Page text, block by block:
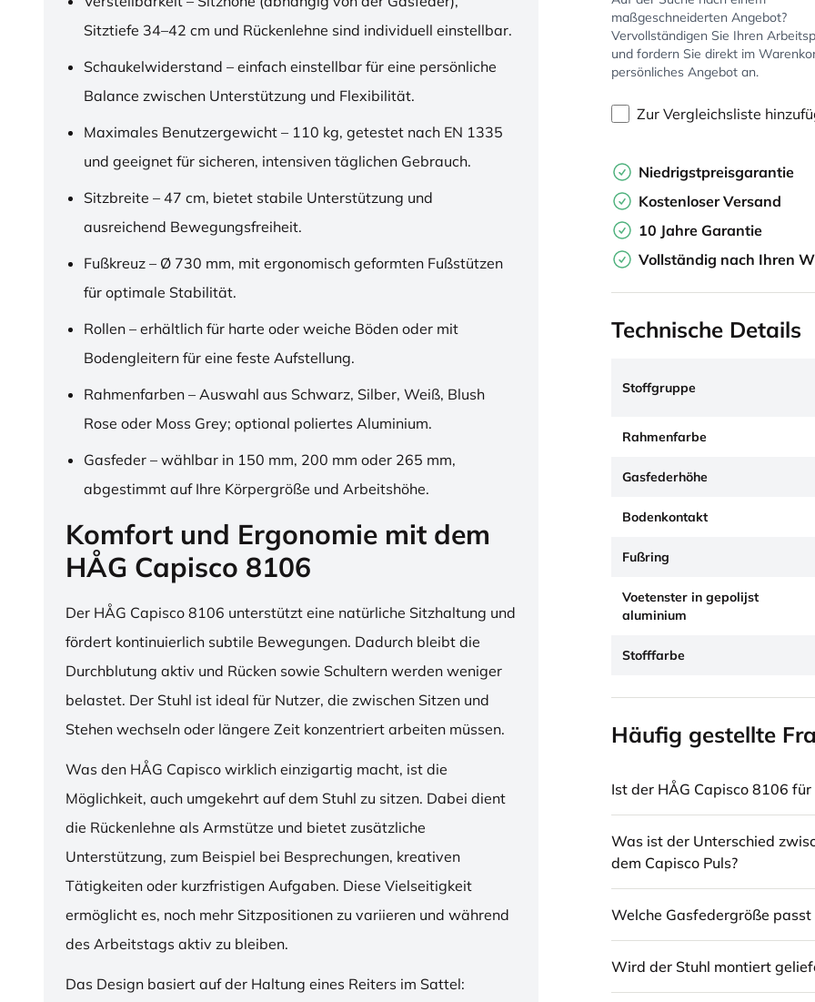
Sitztiefe 34–42 cm und Rückenlehne sind individuell einstellbar.
Schaukelwiderstand – einfach einstellbar für eine persönliche
Balance zwischen Unterstützung und Flexibilität.
Maximales Benutzergewicht – 110 kg, getestet nach EN 1335
und geeignet für sicheren, intensiven täglichen Gebrauch.
Sitzbreite – 47 cm, bietet stabile Unterstützung und
ausreichend Bewegungsfreiheit.
Fußkreuz – Ø 730 mm, mit ergonomisch geformten Fußstützen
für optimale Stabilität.
Rollen – erhältlich für harte oder weiche Böden oder mit
Bodengleitern für eine feste Aufstellung.
Rahmenfarben – Auswahl aus Schwarz, Silber, Weiß, Blush
Rose oder Moss Grey; optional poliertes Aluminium.
Gasfeder – wählbar in 150 mm, 200 mm oder 265 mm,
abgestimmt auf Ihre Körpergröße und Arbeitshöhe.
Komfort und Ergonomie mit dem
HÅG Capisco 8106
Der HÅG Capisco 8106 unterstützt eine natürliche Sitzhaltung und
fördert kontinuierlich subtile Bewegungen. Dadurch bleibt die
Durchblutung aktiv und Rücken sowie Schultern werden weniger
belastet. Der Stuhl ist ideal für Nutzer, die zwischen Sitzen und
Stehen wechseln oder längere Zeit konzentriert arbeiten müssen.
Was den HÅG Capisco wirklich einzigartig macht, ist die
Möglichkeit, auch umgekehrt auf dem Stuhl zu sitzen. Dabei dient
die Rückenlehne als Armstütze und bietet zusätzliche
Unterstützung, zum Beispiel bei Besprechungen, kreativen
Tätigkeiten oder kurzfristigen Aufgaben. Diese Vielseitigkeit
ermöglicht es, noch mehr Sitzpositionen zu variieren und während
des Arbeitstags aktiv zu bleiben.
Das Design basiert auf der Haltung eines Reiters im Sattel:
maßgeschneiderten Angebot?
Vervollständigen Sie Ihren
und fordern Sie direkt im
persönliches Angebot an.
Zur Vergleichsliste
Niedrigstpreisgarantie
Kostenloser Versand
10 Jahre Garantie
Vollständig nach Ihren
Technische Details
Stoffgruppe
Rahmenfarbe
Gasfederhöhe
Bodenkontakt
Fußring
Voetenster in gepolijst
aluminium
Stofffarbe
Häufig gestellte
Ist der HÅG Capisco 8106
Was ist der Unterschied
dem Capisco Puls?
Welche Gasfedergröße passt
Wird der Stuhl montiert